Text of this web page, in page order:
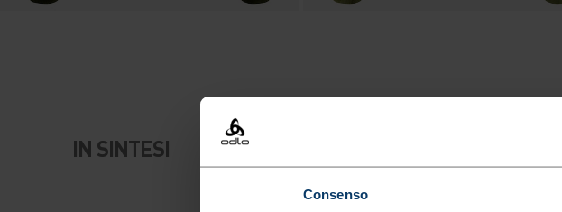
Consenso
IN SINTESI